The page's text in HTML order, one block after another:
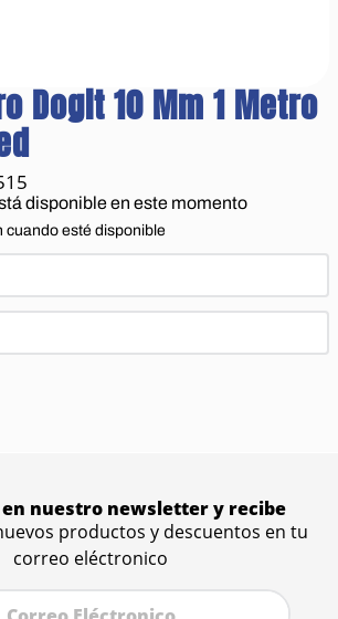
Dogit 10 Mm 1 Metro
disponible en este momento
cuando esté disponible
nuestro newsletter y recibe
productos y descuentos en tu
correo eléctronico